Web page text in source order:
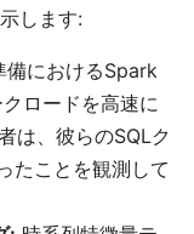
します:
におけるSpark
ロードを高速に
は、彼らのSQLク
たことを観測して